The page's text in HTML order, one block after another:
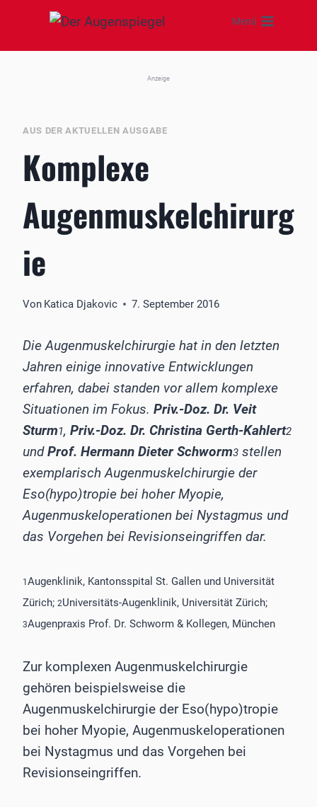
springen
Menü
Anzeige
AUS DER AKTUELLEN AUSGABE
Komplexe
Augenmuskelchirurg
ie
Von Katica Djakovic 7. September 2016
Die Augenmuskelchirurgie hat in den letzten
Jahren einige innovative Entwicklungen
erfahren, dabei standen vor allem komplexe
Situationen im Fokus. Priv.-Doz. Dr. Veit
Sturm1, Priv.-Doz. Dr. Christina Gerth-Kahlert2
undProf. Hermann Dieter Schworm3 stellen
exemplarisch Augenmuskelchirurgie der
Eso(hypo)tropie bei hoher Myopie,
Augenmuskeloperationen bei Nystagmus und
das Vorgehen bei Revisionseingriffen dar.
1Augenklinik, Kantonsspital St. Gallen und Universität
Zürich; 2Universitäts-Augenklinik, Universität Zürich;
3Augenpraxis Prof. Dr. Schworm & Kollegen, München
Zur komplexen Augenmuskelchirurgie
gehören beispielsweise die
Augenmuskelchirurgie der Eso(hypo)tropie
bei hoher Myopie, Augenmuskeloperationen
bei Nystagmus und das Vorgehen bei
Revisionseingriffen.